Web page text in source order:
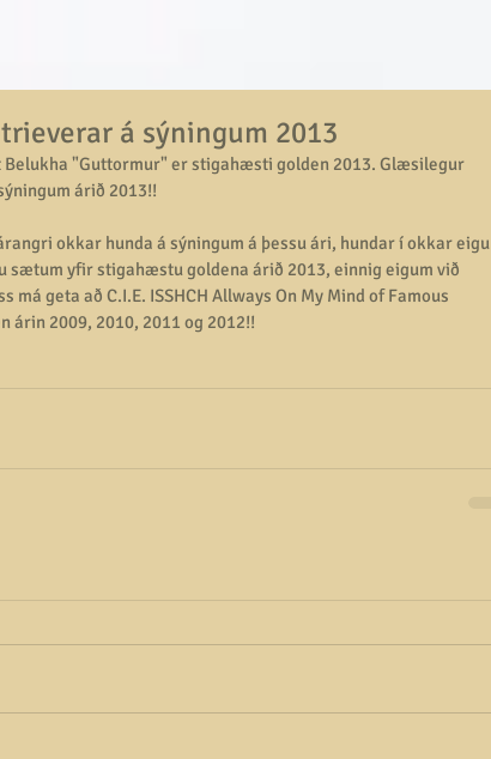
á sýningum 2013
Belukha "Guttormur" er stigahæsti golden 2013. Glæsilegur
árið 2013!!
okkar hunda á sýningum á þessu ári, hundar í okkar eigu
yfir stigahæstu goldena árið 2013, einnig eigum við
geta að C.I.E. ISSHCH Allways On My Mind of Famous
2009, 2010, 2011 og 2012!!